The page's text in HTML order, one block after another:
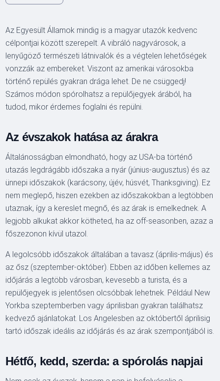
Az Egyesült Államok mindig is a magyar utazók kedvenc
célpontjai között szerepelt. A vibráló nagyvárosok, a
lenyűgöző természeti látnivalók és a végtelen lehetőségek
vonzzák az embereket. Viszont az amerikai városokba
történő repülés gyakran drága lehet. De ne csüggedj!
Számos módon spórolhatsz a repülőjegyek árából, ha
tudod, mikor érdemes foglalni és repülni.
Az évszakok hatása az árakra
Általánosságban elmondható, hogy az USA-ba történő
utazás legdrágább időszaka a nyár (június-augusztus) és az
ünnepi időszakok (karácsony, újév, húsvét, Thanksgiving). Ez
nem meglepő, hiszen ezekben az időszakokban a legtöbben
utaznak, így a kereslet megnő, és az árak is emelkednek. A
legjobb alkukat akkor kötheted, ha az off-seasonben, azaz a
főszezonon kívül utazol.
A legolcsóbb időszakok általában a tavasz (április-május) és
az ősz (szeptember-október). Ebben az időben kellemes az
időjárás a legtöbb városban, kevesebb a turista, és a
repülőjegyek is jelentősen olcsóbbak lehetnek. Például New
Yorkba szeptemberben vagy áprilisban gyakran találhatsz
kedvező ajánlatokat. Los Angelesben az októbertől áprilisig
tartó időszak ideális az időjárás és az árak szempontjából is.
Hétfő, kedd, szerda: a spórolás napjai